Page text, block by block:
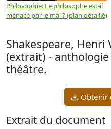
Philosophie: Le philosophe est-il
menacé par le mal ? (plan détaillé)
Shakespeare, Henri
(extrait) -
théâtre.
Obtenir
Extrait du document